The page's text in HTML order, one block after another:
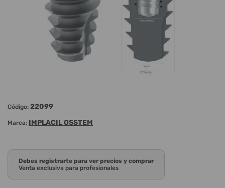
Código: 22099
Marca: IMPLACIL OSSTEM
Debes registrarte para ver precios y comprar
Venta exclusiva para profesionales